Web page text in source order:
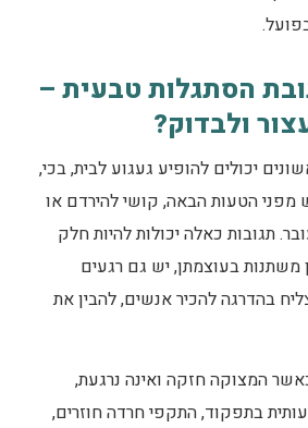
הסתגלות טבעית –
ולבדוק?
יכולים להופיע געגוע לבית, בכי,
מפני הטעות הבאה, קושי להירדם או
תגובות כאלה יכולות להיות חלק
בעוצמתן, יש גם רגעים
בהדרגה להכיר אנשים, להבין את
המצוקה חזקה ואינה נרגעת,
בתפקוד, התקפי חרדה חוזרים,